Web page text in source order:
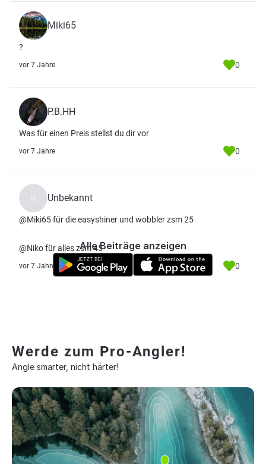
Miki65
?
vor 7 Jahre 0
P.B.HH
Was für einen Preis stellst du dir vor
vor 7 Jahre 0
Unbekannt
@Miki65 für die easyshiner und wobbler zsm 25
@Niko für alles zsm 45
vor 7 Jahre 0
Alle Beiträge anzeigen
Werde zum Pro-Angler!
Angle smarter, nicht härter!